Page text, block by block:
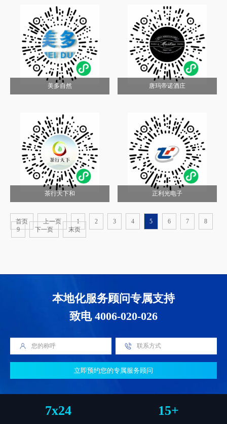
美多自然 唐玛帝诺酒庄
茶行天下和 正利光电子
首页 上一页 1 2 3 4 5 6 7
8
9
下一页 末页
本地化服务顾问专属支持
致电 4006-020-026
立即预约您的专属服务顾问
7x24 15+